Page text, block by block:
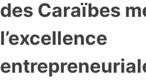
des Caraïbes
l’excellence